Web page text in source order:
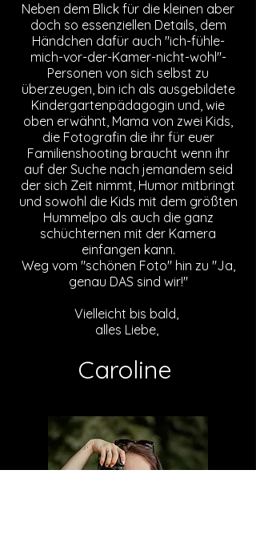
Neben dem Blick für die kleinen aber
doch so essenziellen Details, dem
Händchen dafür auch "ich-fühle-
mich-vor-der-Kamer-nicht-wohl"-
Personen von sich selbst zu
überzeugen, bin ich als ausgebildete
Kindergartenpädagogin und, wie
oben erwähnt, Mama von zwei Kids,
die Fotografin die ihr für euer
Familienshooting braucht wenn ihr
auf der Suche nach jemandem seid
der sich Zeit nimmt, Humor mitbringt
und sowohl die Kids mit dem größten
Hummelpo als auch die ganz
schüchternen mit der Kamera
einfangen kann.
Weg vom "schönen Foto" hin zu "Ja,
genau DAS sind wir!"
Vielleicht bis bald,
alles Liebe,
Caroline